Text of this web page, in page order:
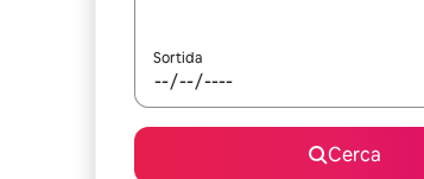
Sortida
Cerca